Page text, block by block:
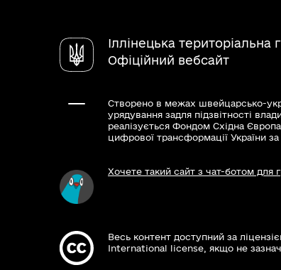
Іллінецька територіальна
Офіційний вебсайт
Створено в межах швейцарсько-
урядування задля підзвітності
реалізується Фондом Східна
цифрової трансформації України
Хочете такий сайт з чат-ботом для
Весь контент доступний за
International license, якщо не